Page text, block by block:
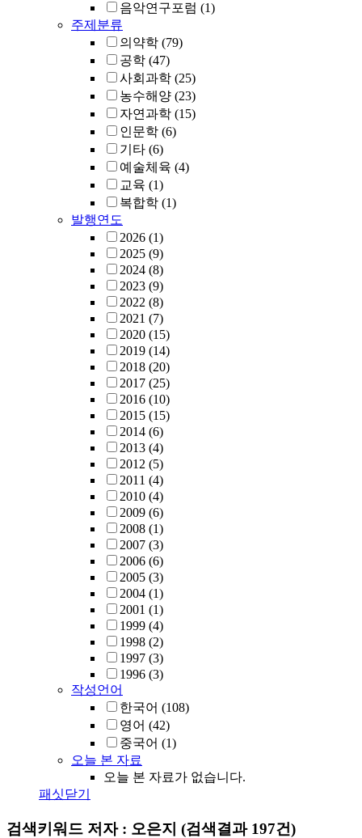
음악연구포럼 (1)
주제분류
의약학 (79)
공학 (47)
사회과학 (25)
농수해양 (23)
자연과학 (15)
인문학 (6)
기타 (6)
예술체육 (4)
교육 (1)
복합학 (1)
발행연도
2026 (1)
2025 (9)
2024 (8)
2023 (9)
2022 (8)
2021 (7)
2020 (15)
2019 (14)
2018 (20)
2017 (25)
2016 (10)
2015 (15)
2014 (6)
2013 (4)
2012 (5)
2011 (4)
2010 (4)
2009 (6)
2008 (1)
2007 (3)
2006 (6)
2005 (3)
2004 (1)
2001 (1)
1999 (4)
1998 (2)
1997 (3)
1996 (3)
작성언어
한국어 (108)
영어 (42)
중국어 (1)
오늘 본 자료
오늘 본 자료가 없습니다.
패싯닫기
검색키워드 저자 : 오은지 (검색결과 197건)